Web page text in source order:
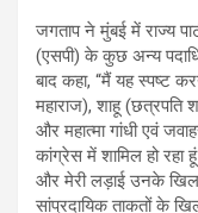
जगताप ने मुंबई में राज्य
(एसपी) के कुछ अन्य
बाद कहा, “मैं यह स्पष्ट
महाराज), शाहू (छत्रपति
और महात्मा गांधी एवं
कांग्रेस में शामिल हो
और मेरी लड़ाई उनके
सांप्रदायिक ताकतों के